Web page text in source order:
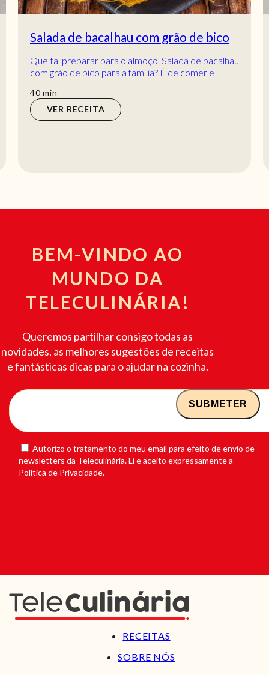
Salada de bacalhau com grão de bico
Que tal preparar para o almoço, Salada de bacalhau
com grão de bico para a família? É de comer e
40min
min
VER RECEITA
BEM-VINDO AO
MUNDO DA
TELECULINÁRIA!
Queremos partilhar consigo todas as
novidades, as melhores sugestões de receitas
e fantásticas dicas para o ajudar na cozinha.
Autorizo o tratamento do meu email para efeito de envio de
newsletters da Teleculinária. Li e aceito expressamente a
Política de Privacidade.
RECEITAS
SOBRE NÓS